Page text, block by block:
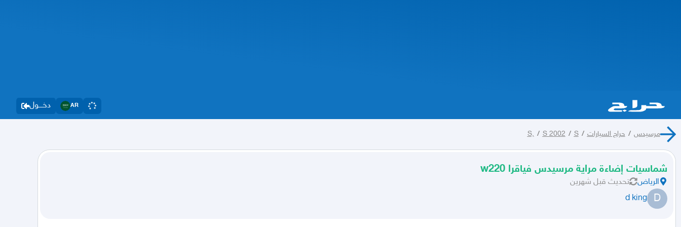
دخــــول AR
مرسيدس / حراج السيارات /
S, / S 2002 / S
شماسيات إضاءة مراية مرسيدس فياقرا w220
الرياض تحديث قبل شهرين
D
d king